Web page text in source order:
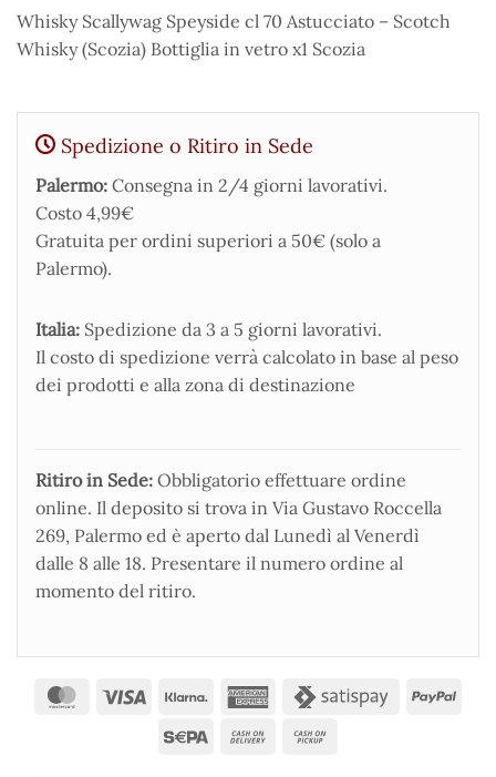
Whisky Scallywag Speyside cl 70 Astucciato – Scotch
Whisky (Scozia) Bottiglia in vetro x1 Scozia
Spedizione o Ritiro in Sede
Palermo: Consegna in 2/4 giorni lavorativi.
Costo 4,99€
Gratuita per ordini superiori a 50€ (solo a
Palermo).
Italia: Spedizione da 3 a 5 giorni lavorativi.
Il costo di spedizione verrà calcolato in base al peso
dei prodotti e alla zona di destinazione
Ritiro in Sede: Obbligatorio effettuare ordine
online. Il deposito si trova in Via Gustavo Roccella
269, Palermo ed è aperto dal Lunedì al Venerdì
dalle 8 alle 18. Presentare il numero ordine al
momento del ritiro.